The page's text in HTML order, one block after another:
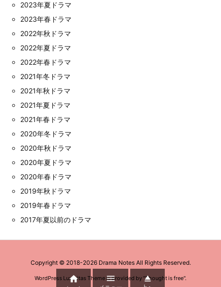
2023年夏ドラマ
2023年春ドラマ
2022年秋ドラマ
2022年夏ドラマ
2022年春ドラマ
2021年冬ドラマ
2021年秋ドラマ
2021年夏ドラマ
2021年春ドラマ
2020年冬ドラマ
2020年秋ドラマ
2020年夏ドラマ
2020年春ドラマ
2019年秋ドラマ
2019年春ドラマ
2017年夏以前のドラマ
Copyright © 2018-2026 Drama NotesAll Rights Reserved.
WordPress Luxeritas Theme is provided by "Thought is free".
  